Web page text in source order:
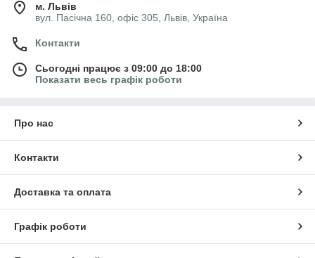
м. Львів
вул. Пасічна 160, офіс 305, Львів, Україна
Контакти
Сьогодні працює з 09:00 до 18:00
Показати весь графік роботи
Про нас
Контакти
Доставка та оплата
Графік роботи